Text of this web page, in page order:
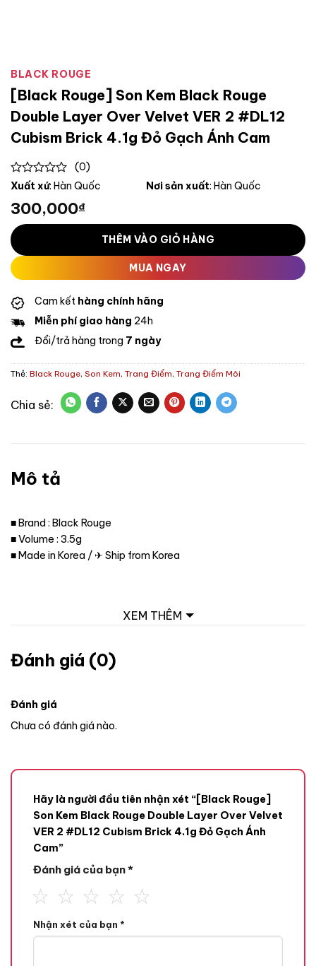
BLACK ROUGE
[Black Rouge] Son Kem Black Rouge
Double Layer Over Velvet VER 2 #DL12
Cubism Brick 4.1g Đỏ Gạch Ánh Cam
0
of
5
(0)
Xuất xứ: Hàn Quốc Nơi sản xuất: Hàn Quốc
300,000₫
THÊM VÀO GIỎ HÀNG
MUA NGAY
Cam kết hàng chính hãng
Miễn phí giao hàng 24h
Đổi/trả hàng trong 7 ngày
Thẻ: Black Rouge, Son Kem, Trang Điểm, Trang Điểm Môi
Mô tả
■ Brand : Black Rouge
■ Volume : 3.5g
■ Made in Korea / ✈ Ship from Korea
XEM THÊM
Đánh giá (0)
Đánh giá
Chưa có đánh giá nào.
Hãy là người đầu tiên nhận xét “[Black Rouge]
Son Kem Black Rouge Double Layer Over Velvet
VER 2 #DL12 Cubism Brick 4.1g Đỏ Gạch Ánh
Cam”
Đánh giá của bạn*
Nhận xét của bạn *